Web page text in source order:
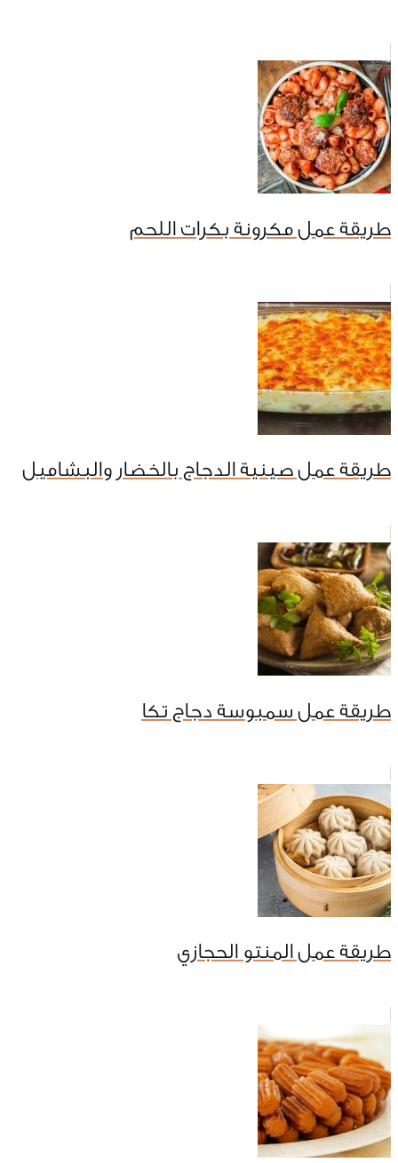
طريقة عمل مكرونة بكرات اللحم
طريقة عمل صينية الدجاج بالخضار والبشاميل
طريقة عمل سمبوسة دجاج تكا
طريقة عمل المنتو الحجازي